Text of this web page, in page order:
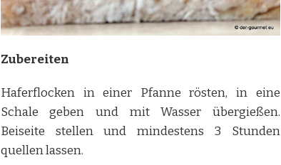
Zubereiten
Haferflocken in einer Pfanne rösten, in eine
Schale geben und mit Wasser übergießen.
Beiseite stellen und mindestens 3 Stunden
quellen lassen.